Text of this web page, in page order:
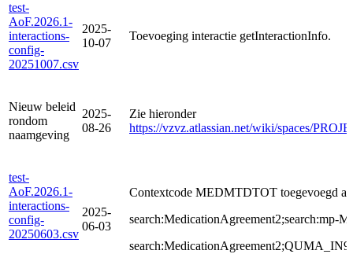
test-
AoF.2026.1-
interactions-
config-
20251007.csv
2025-
10-07
Toevoeging interactie getInteractionInfo.
Nieuw beleid
rondom
naamgeving
2025-
08-26
Zie hieronder
https://vzvz.atlassian.net/wiki/spaces/
test-
AoF.2026.1-
interactions-
config-
20250603.csv
2025-
06-03
Contextcode MEDMTDTOT toegevoegd
search:MedicationAgreement2;search:mp-